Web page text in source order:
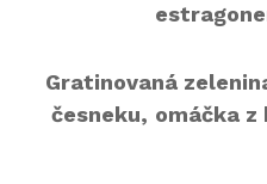
Gratinovaná
česneku, omáčka z